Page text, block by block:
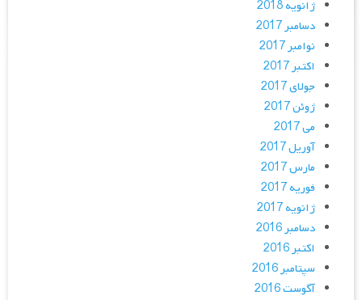
ژانویه 2018
دسامبر 2017
نوامبر 2017
اکتبر 2017
جولای 2017
ژوئن 2017
می 2017
آوریل 2017
مارس 2017
فوریه 2017
ژانویه 2017
دسامبر 2016
اکتبر 2016
سپتامبر 2016
آگوست 2016